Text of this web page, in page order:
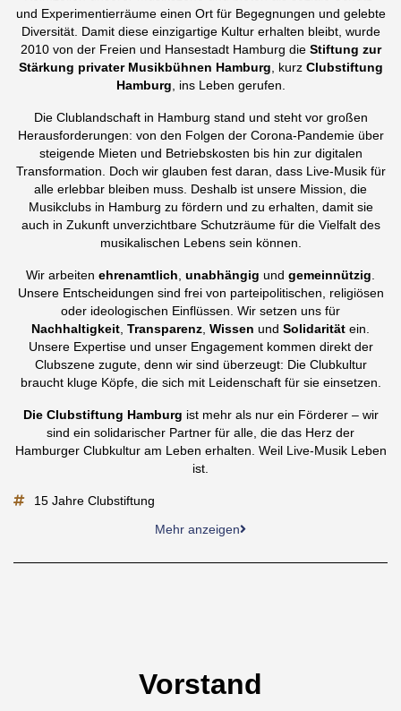
und Experimentierräume einen Ort für Begegnungen und gelebte
Diversität. Damit diese einzigartige Kultur erhalten bleibt, wurde
2010 von der Freien und Hansestadt Hamburg die Stiftung zur
Stärkung privater Musikbühnen Hamburg, kurz Clubstiftung
Hamburg, ins Leben gerufen.
Die Clublandschaft in Hamburg stand und steht vor großen
Herausforderungen: von den Folgen der Corona-Pandemie über
steigende Mieten und Betriebskosten bis hin zur digitalen
Transformation. Doch wir glauben fest daran, dass Live-Musik für
alle erlebbar bleiben muss. Deshalb ist unsere Mission, die
Musikclubs in Hamburg zu fördern und zu erhalten, damit sie
auch in Zukunft unverzichtbare Schutzräume für die Vielfalt des
musikalischen Lebens sein können.
Wir arbeiten ehrenamtlich, unabhängig und gemeinnützig.
Unsere Entscheidungen sind frei von parteipolitischen, religiösen
oder ideologischen Einflüssen. Wir setzen uns für
Nachhaltigkeit, Transparenz, Wissen und Solidarität ein.
Unsere Expertise und unser Engagement kommen direkt der
Clubszene zugute, denn wir sind überzeugt: Die Clubkultur
braucht kluge Köpfe, die sich mit Leidenschaft für sie einsetzen.
Die Clubstiftung Hamburg ist mehr als nur ein Förderer – wir
sind ein solidarischer Partner für alle, die das Herz der
Hamburger Clubkultur am Leben erhalten. Weil Live-Musik Leben
ist.
15 Jahre Clubstiftung
Mehr anzeigen
Vorstand